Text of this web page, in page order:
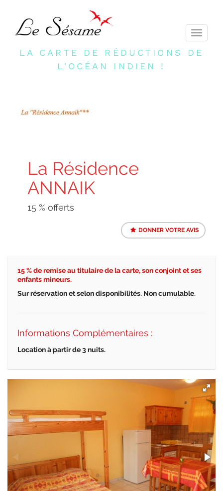
Toggle
LA CARTE DE RÉDUCTIONS DE
L'OCÉAN INDIEN !
La Résidence
ANNAIK
15 % offerts
DONNER VOTRE AVIS
15 % de remise au titulaire de la carte, son conjoint et ses
enfants mineurs.
Sur réservation et selon disponibilités. Non cumulable.
Informations Complémentaires :
Locationàpartir de 3 nuits.